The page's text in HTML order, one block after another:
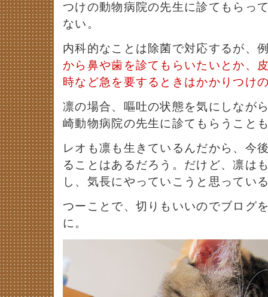
つけの動物病院の先生に診てもらっ
ない。
内科的なことは除菌で対応するが、
から鼻や歯を診てもらいたいとか、
時など急を要するときはかかりつけ
凛の場合、嘔吐の状態を気にしなが
崎動物病院の先生に診てもらうこと
レオも凛も生きているんだから、今
ることはあるだろう。だけど、凛は
し、気長にやっていこうと思ってい
つーことで、切りもいいのでブログ
に。